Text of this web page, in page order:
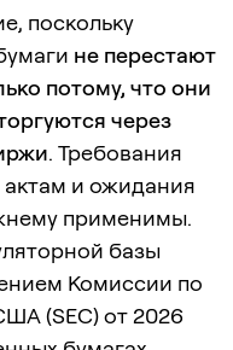
поскольку
не перестают
потому, что они
через
. Требования
и ожидания
применимы.
базы
Комиссии по
(SEC) от 2026